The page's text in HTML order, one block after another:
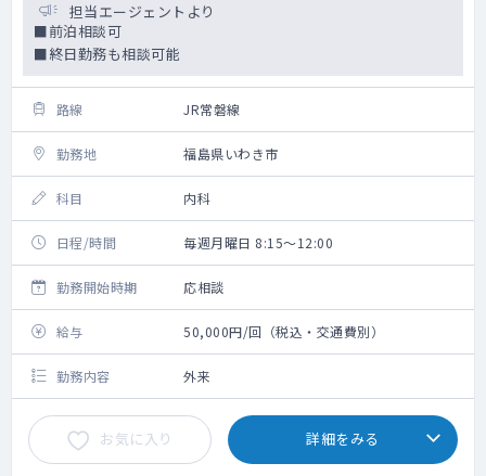
担当エージェントより
■前泊相談可
■終日勤務も相談可能
路線 JR常磐線
勤務地 福島県いわき市
科目 内科
日程/時間 毎週月曜日 8:15～12:00
勤務開始時期 応相談
給与 50,000円/回（税込・交通費別）
勤務内容 外来
お気に入り 詳細をみる